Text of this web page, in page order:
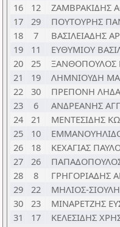
16
12 ΖΑΜΒΡΑΚΙΔΗΣ
17
29 ΠΟΥΤΟΥΡΗΣ
18
7 ΒΑΣΙΛΕΙΑΔΗΣ
19
11 ΕΥΘΥΜΙΟΥ
20
25 ΞΑΝΘΟΠΟΥΛΟΣ
21
19 ΛΗΜΝΙΟΥΔΗ
22
30 ΠΡΕΠΟΝΗ ΛΗΔΑ
23
6 ΑΝΔΡΕΑΝΗΣ
24
21 ΜΕΝΤΕΣΙΔΗΣ
25
10
26
18 ΚΕΧΑΓΙΑΣ
27
26
28
8 ΓΡΗΓΟΡΙΑΔΗΣ
29
22 ΜΗΛΙΟΣ-
30
23 ΜΙΝΑΡΕΤΖΗΣ
31
17 ΚΕΛΕΣΙΔΗΣ